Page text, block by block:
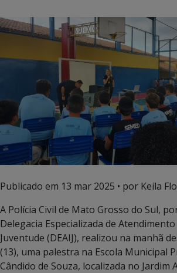
Publicado em 13 mar 2025 • por Keila
A Polícia Civil de Mato Grosso do Sul,
Delegacia Especializada de
Juventude (DEAIJ), realizou na manhã
(13), uma palestra na Escola Municipal
Cândido de Souza, localizada no Jardim